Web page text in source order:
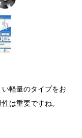
軽量のタイプをお
は重要ですね。